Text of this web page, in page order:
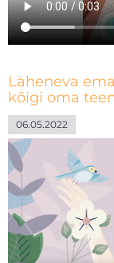
Läheneva
kõigi oma
06.05.2022